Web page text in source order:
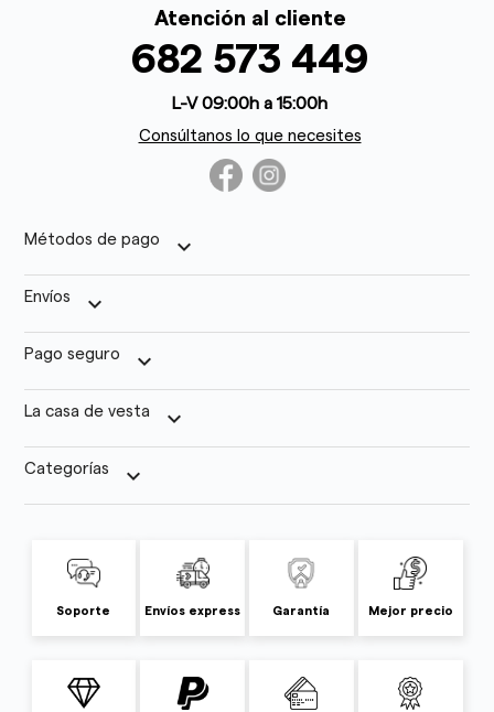
Atención al cliente
682 573 449
L-V 09:00h a 15:00h
Consúltanos lo que necesites
Métodos de pago keyboard_arrow_down
Envíos keyboard_arrow_down
Pago seguro keyboard_arrow_down
La casa de vesta keyboard_arrow_down
Categorías keyboard_arrow_down
Soporte Envíos express Garantía Mejor precio